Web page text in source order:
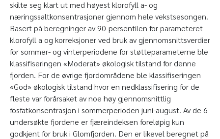
skilte seg klart ut med høyest klorofyll a- og
næringssaltkonsentrasjoner gjennom hele vekstsesongen.
Basert på beregninger av 90-persentilen for parameteret
klorofyll a og korreksjoner ved bruk av gjennomsnittsverdier
for sommer- og vinterperiodene for støtteparameterne ble
klassifiseringen «Moderat» økologisk tilstand for denne
fjorden. For de øvrige fjordområdene ble klassifiseringen
«God» økologisk tilstand hvor en nedklassifisering for de
fleste var forårsaket av noe høy gjennomsnittlig
fosfatkonsentrasjon i sommerperioden juni-august. Av de 6
undersøkte fjordene er fjæreindeksen foreløpig kun
godkjent for bruk i Glomfjorden. Den er likevel beregnet på